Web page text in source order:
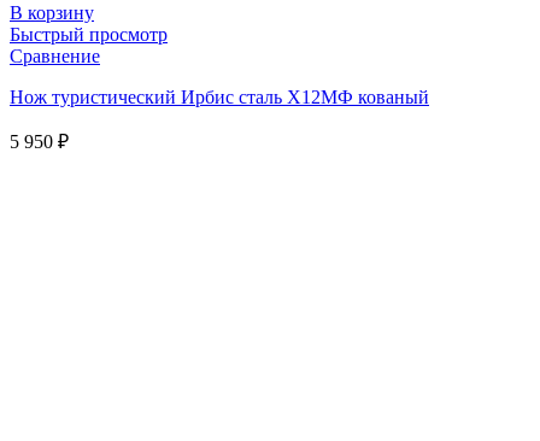
В корзину
Быстрый просмотр
Сравнение
Нож туристический Ирбис сталь Х12МФ кованый
5 950 ₽